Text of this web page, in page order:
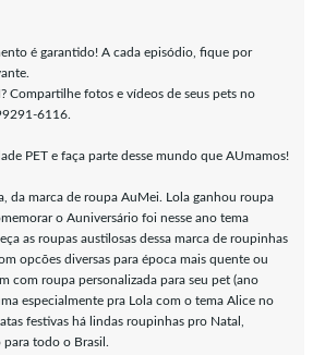
é garantido! A cada episódio, fique por
Compartilhe fotos e vídeos de seus pets no
6116.
PET e faça parte desse mundo que AUmamos!
da marca de roupa AuMei. Lola ganhou roupa
o Auniversário foi nesse ano tema
as roupas austilosas dessa marca de roupinhas
opcões diversas para época mais quente ou
com roupa personalizada para seu pet (ano
especialmente pra Lola com o tema Alice no
festivas há lindas roupinhas pro Natal,
todo o Brasil.